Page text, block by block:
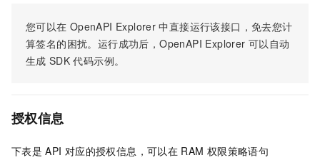
您可以在 OpenAPI Explorer 中直接运行该接口，免去您计
算签名的困扰。运行成功后，OpenAPI Explorer 可以自动
生成 SDK 代码示例。
授权信息
下表是 API 对应的授权信息，可以在 RAM 权限策略语句